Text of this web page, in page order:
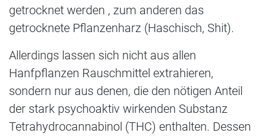
getrocknet werden , zum anderen das
getrocknete Pflanzenharz (Haschisch, Shit).
Allerdings lassen sich nicht aus allen
Hanfpflanzen Rauschmittel extrahieren,
sondern nur aus denen, die den nötigen Anteil
der stark psychoaktiv wirkenden Substanz
Tetrahydrocannabinol (THC) enthalten. Dessen